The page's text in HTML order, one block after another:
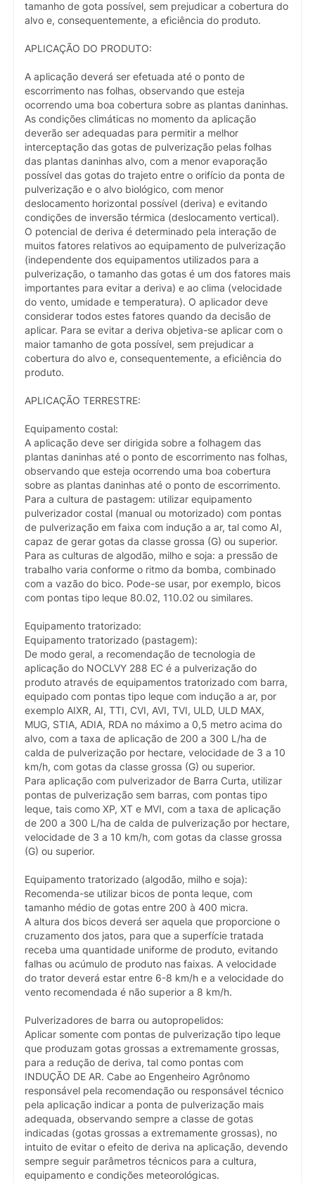
tamanho de gota possível, sem prejudicar a cobertura do
alvo e, consequentemente, a eficiência do produto.
APLICAÇÃO DO PRODUTO:
A aplicação deverá ser efetuada até o ponto de
escorrimento nas folhas, observando que esteja
ocorrendo uma boa cobertura sobre as plantas daninhas.
As condições climáticas no momento da aplicação
deverão ser adequadas para permitir a melhor
interceptação das gotas de pulverização pelas folhas
das plantas daninhas alvo, com a menor evaporação
possível das gotas do trajeto entre o orifício da ponta de
pulverização e o alvo biológico, com menor
deslocamento horizontal possível (deriva) e evitando
condições de inversão térmica (deslocamento vertical).
O potencial de deriva é determinado pela interação de
muitos fatores relativos ao equipamento de pulverização
(independente dos equipamentos utilizados para a
pulverização, o tamanho das gotas é um dos fatores mais
importantes para evitar a deriva) e ao clima (velocidade
do vento, umidade e temperatura). O aplicador deve
considerar todos estes fatores quando da decisão de
aplicar. Para se evitar a deriva objetiva-se aplicar com o
maior tamanho de gota possível, sem prejudicar a
cobertura do alvo e, consequentemente, a eficiência do
produto.
APLICAÇÃO TERRESTRE:
Equipamento costal:
A aplicação deve ser dirigida sobre a folhagem das
plantas daninhas até o ponto de escorrimento nas folhas,
observando que esteja ocorrendo uma boa cobertura
sobre as plantas daninhas até o ponto de escorrimento.
Para a cultura de pastagem: utilizar equipamento
pulverizador costal (manual ou motorizado) com pontas
de pulverização em faixa com indução a ar, tal como AI,
capaz de gerar gotas da classe grossa (G) ou superior.
Para as culturas de algodão, milho e soja: a pressão de
trabalho varia conforme o ritmo da bomba, combinado
com a vazão do bico. Pode-se usar, por exemplo, bicos
com pontas tipo leque 80.02, 110.02 ou similares.
Equipamento tratorizado:
Equipamento tratorizado (pastagem):
De modo geral, a recomendação de tecnologia de
aplicação do NOCLVY 288 EC é a pulverização do
produto através de equipamentos tratorizado com barra,
equipado com pontas tipo leque com indução a ar, por
exemplo AIXR, AI, TTI, CVI, AVI, TVI, ULD, ULD MAX,
MUG, STIA, ADIA, RDA no máximo a 0,5 metro acima do
alvo, com a taxa de aplicação de 200 a 300 L/ha de
calda de pulverização por hectare, velocidade de 3 a 10
km/h, com gotas da classe grossa (G) ou superior.
Para aplicação com pulverizador de Barra Curta, utilizar
pontas de pulverização sem barras, com pontas tipo
leque, tais como XP, XT e MVI, com a taxa de aplicação
de 200 a 300 L/ha de calda de pulverização por hectare,
velocidade de 3 a 10 km/h, com gotas da classe grossa
(G) ou superior.
Equipamento tratorizado (algodão, milho e soja):
Recomenda-se utilizar bicos de ponta leque, com
tamanho médio de gotas entre 200 à 400 micra.
A altura dos bicos deverá ser aquela que proporcione o
cruzamento dos jatos, para que a superfície tratada
receba uma quantidade uniforme de produto, evitando
falhas ou acúmulo de produto nas faixas. A velocidade
do trator deverá estar entre 6-8 km/h e a velocidade do
vento recomendada é não superior a 8 km/h.
Pulverizadores de barra ou autopropelidos:
Aplicar somente com pontas de pulverização tipo leque
que produzam gotas grossas a extremamente grossas,
para a redução de deriva, tal como pontas com
INDUÇÃO DE AR. Cabe ao Engenheiro Agrônomo
responsável pela recomendação ou responsável técnico
pela aplicação indicar a ponta de pulverização mais
adequada, observando sempre a classe de gotas
indicadas (gotas grossas a extremamente grossas), no
intuito de evitar o efeito de deriva na aplicação, devendo
sempre seguir parâmetros técnicos para a cultura,
equipamento e condições meteorológicas.